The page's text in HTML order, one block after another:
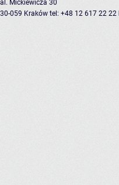
al. Mickiewicza 30
30-059 Kraków tel: +48 12 617 22 22